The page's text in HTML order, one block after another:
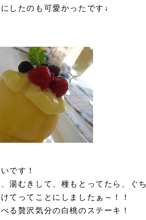
したのも可愛かったです↓
です！
湯むきして、種もとってたら、ぐ
てってことにしましたぁ～！！
る贅沢気分の白桃のステーキ！